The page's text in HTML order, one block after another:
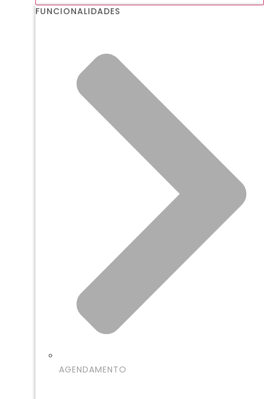
FUNCIONALIDADES
AGENDAMENTO